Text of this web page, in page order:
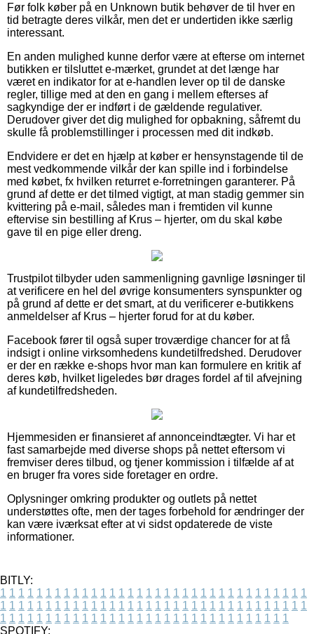
Før folk køber på en Unknown butik behøver de til hver en
tid betragte deres vilkår, men det er undertiden ikke særlig
interessant.
En anden mulighed kunne derfor være at efterse om internet
butikken er tilsluttet e-mærket, grundet at det længe har
været en indikator for at e-handlen lever op til de danske
regler, tillige med at den en gang i mellem efterses af
sagkyndige der er indført i de gældende regulativer.
Derudover giver det dig mulighed for opbakning, såfremt du
skulle få problemstillinger i processen med dit indkøb.
Endvidere er det en hjælp at køber er hensynstagende til de
mest vedkommende vilkår der kan spille ind i forbindelse
med købet, fx hvilken returret e-forretningen garanterer. På
grund af dette er det tilmed vigtigt, at man stadig gemmer sin
kvittering på e-mail, således man i fremtiden vil kunne
eftervise sin bestilling af Krus – hjerter, om du skal købe
gave til en pige eller dreng.
Trustpilot tilbyder uden sammenligning gavnlige løsninger til
at verificere en hel del øvrige konsumenters synspunkter og
på grund af dette er det smart, at du verificerer e-butikkens
anmeldelser af Krus – hjerter forud for at du køber.
Facebook fører til også super troværdige chancer for at få
indsigt i online virksomhedens kundetilfredshed. Derudover
er der en række e-shops hvor man kan formulere en kritik af
deres køb, hvilket ligeledes bør drages fordel af til afvejning
af kundetilfredsheden.
Hjemmesiden er finansieret af annonceindtægter. Vi har et
fast samarbejde med diverse shops på nettet eftersom vi
fremviser deres tilbud, og tjener kommission i tilfælde af at
en bruger fra vores side foretager en ordre.
Oplysninger omkring produkter og outlets på nettet
understøttes ofte, men der tages forbehold for ændringer der
kan være iværksat efter at vi sidst opdaterede de viste
informationer.
BITLY:
1 1 1 1 1 1 1 1 1 1 1 1 1 1 1 1 1 1 1 1 1 1 1 1 1 1 1 1 1 1 1 1 1 1
1 1 1 1 1 1 1 1 1 1 1 1 1 1 1 1 1 1 1 1 1 1 1 1 1 1 1 1 1 1 1 1 1 1
1 1 1 1 1 1 1 1 1 1 1 1 1 1 1 1 1 1 1 1 1 1 1 1 1 1 1 1 1 1 1 1
SPOTIFY: